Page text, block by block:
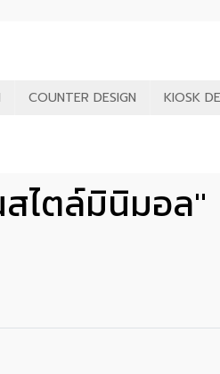
COUNTER DESIGN KIOSK
ไตล์มินิมอล"